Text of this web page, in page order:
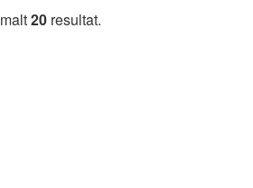
20 resultat.